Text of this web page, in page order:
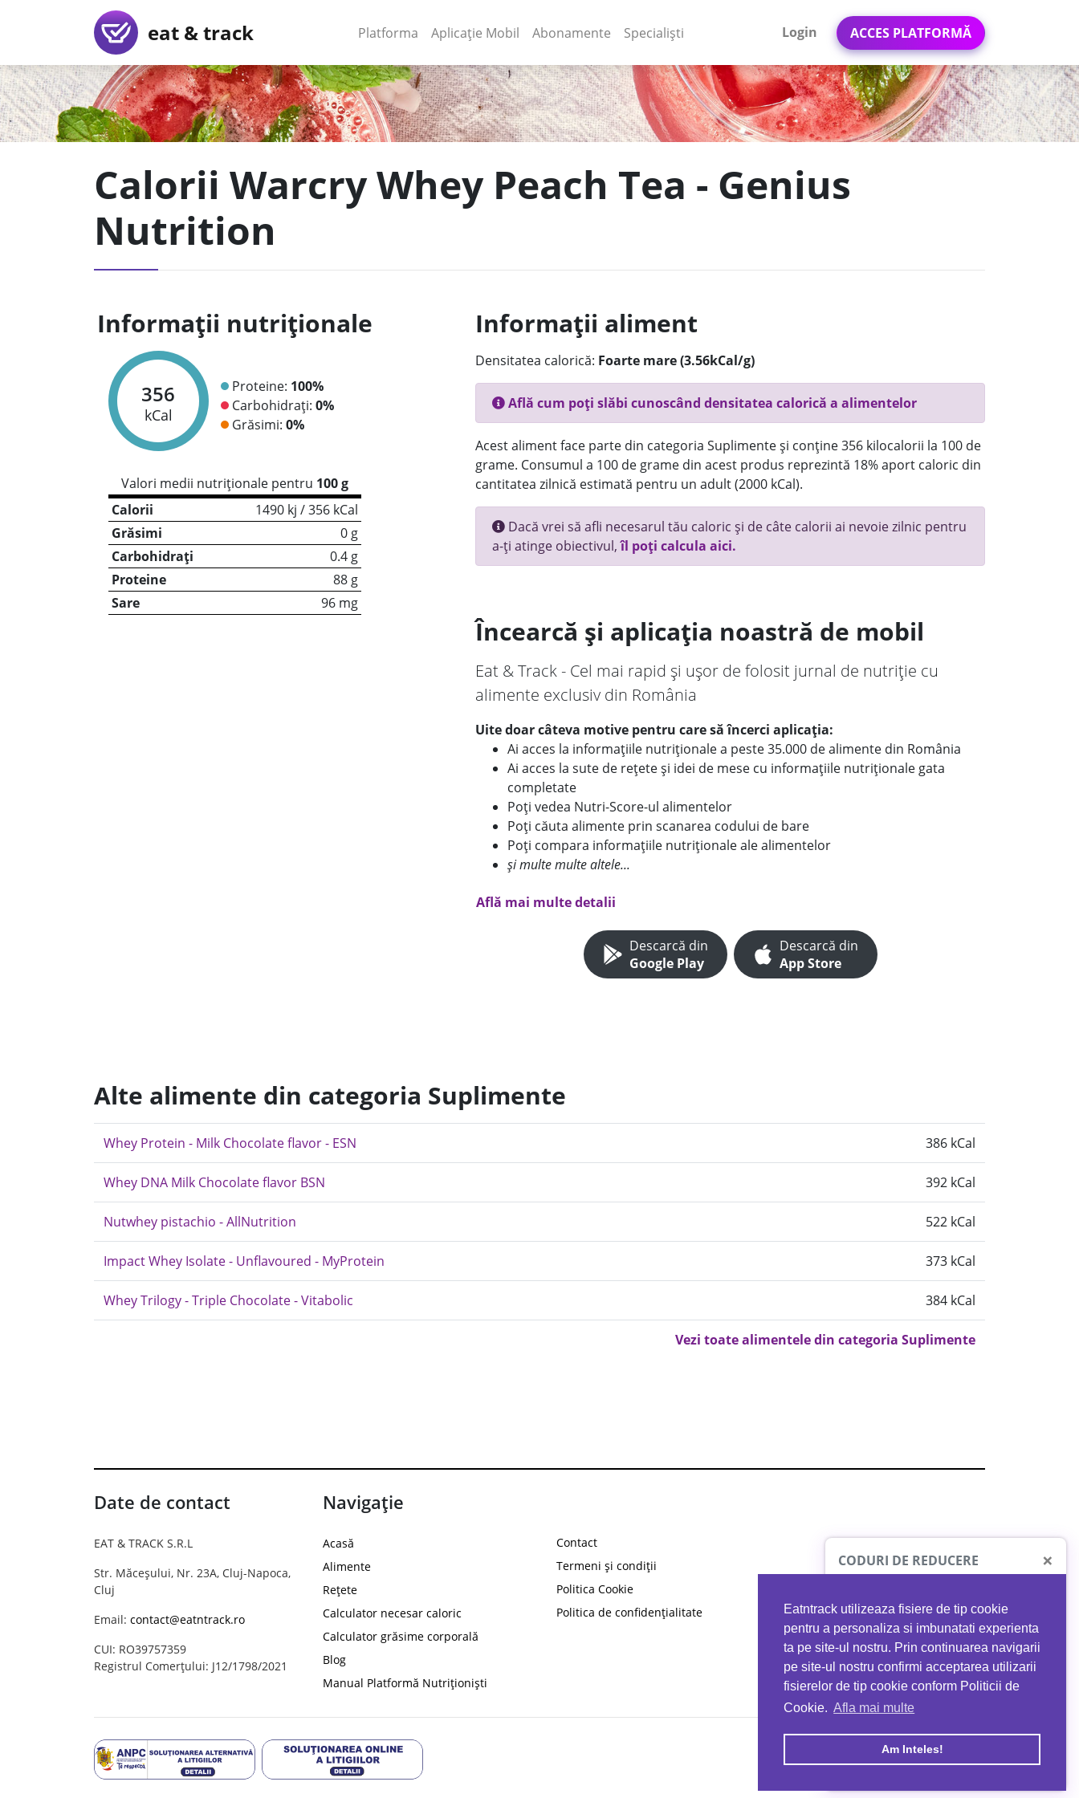
Eatntrack utilizeaza fisiere de tip cookie
pentru a personaliza si imbunatati experienta
ta pe site-ul nostru. Prin continuarea navigarii
pe site-ul nostru confirmi acceptarea utilizarii
fisierelor de tip cookie conform Politicii de
Cookie. Afla mai multe
Am Inteles!
eat & track Platforma (current)
Aplicație Mobil (current)
Abonamente Specialiști Login ACCES PLATFORMĂ
Calorii Warcry Whey Peach Tea - Genius
Nutrition
Informații nutriționale
356
kCal
Proteine: 100%
Carbohidrați: 0%
Grăsimi: 0%
Valori medii nutriționale pentru 100 g
Calorii
1490 kj / 356 kCal
Grăsimi
0 g
Carbohidrați
0.4 g
Proteine
88 g
Sare
96 mg
Informații aliment
Densitatea calorică: Foarte mare (3.56kCal/g)
Află cum poți slăbi cunoscând densitatea calorică a alimentelor
Acest aliment face parte din categoria Suplimente și conține 356 kilocalorii la 100 de
grame. Consumul a 100 de grame din acest produs reprezintă 18% aport caloric din
cantitatea zilnică estimată pentru un adult (2000 kCal).
Dacă vrei să afli necesarul tău caloric și de câte calorii ai nevoie zilnic pentru
a-ți atinge obiectivul,îl poți calcula aici.
Încearcă și aplicația noastră de mobil
Eat & Track - Cel mai rapid și ușor de folosit jurnal de nutriție cu
alimente exclusiv din România
Uite doar câteva motive pentru care să încerci aplicația:
Ai acces la informațiile nutriționale a peste 35.000 de alimente din România
Ai acces la sute de rețete și idei de mese cu informațiile nutriționale gata
completate
Poți vedea Nutri-Score-ul alimentelor
Poți căuta alimente prin scanarea codului de bare
Poți compara informațiile nutriționale ale alimentelor
și multe multe altele...
Află mai multe detalii
Descarcă din
Google Play
Descarcă din
App Store
Alte alimente din categoria Suplimente
Whey Protein - Milk Chocolate flavor - ESN 386 kCal
Whey DNA Milk Chocolate flavor BSN 392 kCal
Nutwhey pistachio - AllNutrition 522 kCal
Impact Whey Isolate - Unflavoured - MyProtein 373 kCal
Whey Trilogy - Triple Chocolate - Vitabolic 384 kCal
Vezi toate alimentele din categoria Suplimente
Date de contact
EAT & TRACK S.R.L
Str. Măceșului, Nr. 23A, Cluj-Napoca,
Cluj
Email: contact@eatntrack.ro
CUI: RO39757359
Registrul Comerțului: J12/1798/2021
Navigație
Acasă
Alimente
Rețete
Calculator necesar caloric
Calculator grăsime corporală
Blog
Manual Platformă Nutriționiști
Contact
Termeni și condiții
Politica Cookie
Politica de confidențialitate
CODURI DE REDUCERE ×
PROTO41
reducere la orice comandă
EATNTRACK
MYPROTEIN
Ai40%reducere la orice comandă
folosind codul EATTRACK